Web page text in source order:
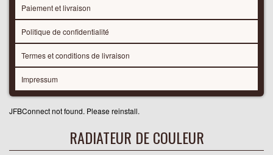
Paiement et livraison
Politique de confidentialité
Termes et conditions de livraison
Impressum
JFBConnect not found. Please reinstall.
RADIATEUR DE COULEUR